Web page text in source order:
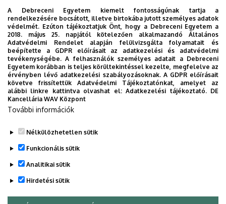
Az internet társadalomtudományos vizsgálata
Sajtó- és médiakapcsolatok
Művelődéstörténet könyvtári vonatkozásai 2.
Közkapcsolatok: elmélet és gyakorlat
Projekt- és tudásmenedzsent
Projekt- és tudásmenedzsent gyakorlatban
Tájékoztatás, információforrások elmélete 2.
Tájékoztatás, információforrások gyakorlata 2.
Digitálisgyűjtemények
Digitálisgyűjtemények kezelése
Sajtó intézményei és műfajai
Legutóbbi frissítés: 2023. 09. 05. 15:25
A Debreceni Egyetem kiemelt fontosságúnak tartja a
rendelkezésére bocsátott, illetve birtokába jutott személyes adatok
védelmét. Ezúton tájékoztatjuk Önt, hogy a Debreceni Egyetem a
2018. május 25. napjától kötelezően alkalmazandó Általános
Adatvédelmi Rendelet alapján felülvizsgálta folyamatait és
beépítette a GDPR előírásait az adatkezelési és adatvédelmi
tevékenységébe. A felhasználók személyes adatait a Debreceni
Egyetem korábban is teljes körültekintéssel kezelte, megfelelve az
érvényben lévő adatkezelési szabályozásoknak. A GDPR előírásait
követve frissítettük Adatvédelmi Tájékoztatónkat, amelyet az
alábbi linkre kattintva olvashat el:Adatkezelési tájékoztató. DE
Kancellária WAV Központ
További információk
Nélkülözhetetlen sütik
Funkcionális sütik
Analitikai sütik
Hirdetési sütik